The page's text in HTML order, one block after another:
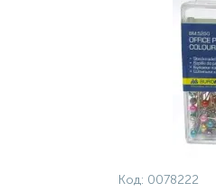
Код: 0078222